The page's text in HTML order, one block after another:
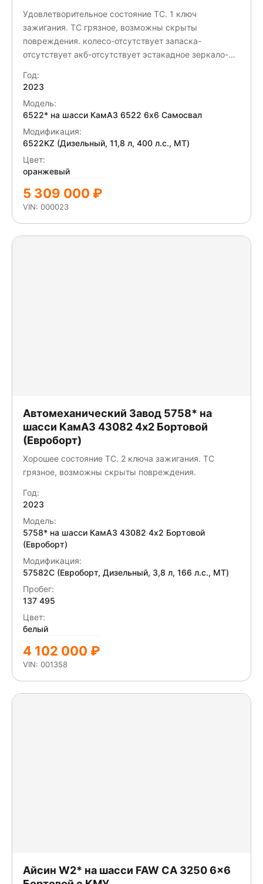
Удовлетворительное состояние ТС. 1 ключ
зажигания. ТС грязное, возможны скрыты
повреждения. колесо-отсутствует запаска-
отсутствует акб-отсутствует эстакадное зеркало-
запускается-диагностика
Год:
2023
Модель:
6522* на шасси КамАЗ 6522 6x6 Самосвал
Модификация:
6522KZ (Дизельный, 11,8 л, 400 л.с., МТ)
Цвет:
оранжевый
5 309 000 ₽
VIN: 000023
Автомеханический Завод 5758* на
шасси КамАЗ 43082 4x2 Бортовой
(Евроборт)
Хорошее состояние ТС. 2 ключа зажигания. ТС
грязное, возможны скрыты повреждения.
Год:
2023
Модель:
5758* на шасси КамАЗ 43082 4x2 Бортовой
(Евроборт)
Модификация:
57582C (Евроборт, Дизельный, 3,8 л, 166 л.с., МТ)
Пробег:
137 495
Цвет:
белый
4 102 000 ₽
VIN: 001358
Айсин W2* на шасси FAW CA 3250 6x6